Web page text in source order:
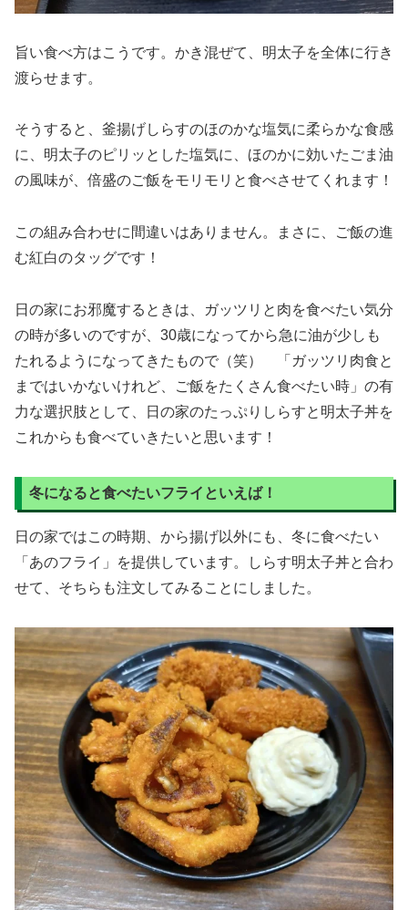
旨い食べ方はこうです。かき混ぜて、明太子を全体に行き
渡らせます。
そうすると、釜揚げしらすのほのかな塩気に柔らかな食感
に、明太子のピリッとした塩気に、ほのかに効いたごま油
の風味が、倍盛のご飯をモリモリと食べさせてくれます！
この組み合わせに間違いはありません。まさに、ご飯の進
む紅白のタッグです！
日の家にお邪魔するときは、ガッツリと肉を食べたい気分
の時が多いのですが、30歳になってから急に油が少しも
たれるようになってきたもので（笑） 「ガッツリ肉食と
まではいかないけれど、ご飯をたくさん食べたい時」の有
力な選択肢として、日の家のたっぷりしらすと明太子丼を
これからも食べていきたいと思います！
冬になると食べたいフライといえば！
日の家ではこの時期、から揚げ以外にも、冬に食べたい
「あのフライ」を提供しています。しらす明太子丼と合わ
せて、そちらも注文してみることにしました。